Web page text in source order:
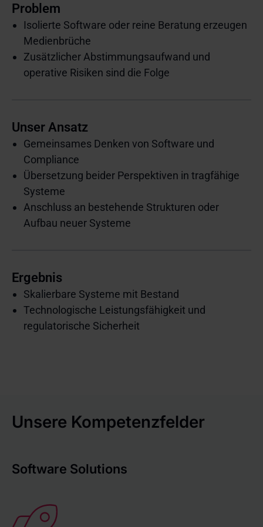
Problem
Isolierte Software oder reine Beratung erzeugen
Medienbrüche
Zusätzlicher Abstimmungsaufwand und
operative Risiken sind die Folge
Unser Ansatz
Gemeinsames Denken von Software und
Compliance
Übersetzung beider Perspektiven in tragfähige
Systeme
Anschluss an bestehende Strukturen oder
Aufbau neuer Systeme
Ergebnis
Skalierbare Systeme mit Bestand
Technologische Leistungsfähigkeit und
regulatorische Sicherheit
Unsere Kompetenzfelder
Software Solutions